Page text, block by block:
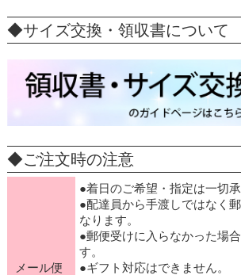
◆サイズ交換・領収書について
◆ご注文時の注意
メール便
●着日のご希望・指定は一切承
●配達員から手渡しではなく
なります。
●郵便受けに入らなかった場
す。
●ギフト対応はできません。